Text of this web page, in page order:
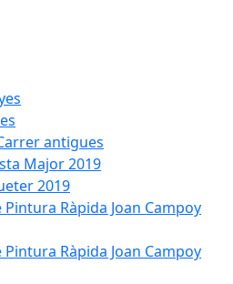
antigues
Major 2019
2019
Pintura Ràpida Joan Campoy
Pintura Ràpida Joan Campoy